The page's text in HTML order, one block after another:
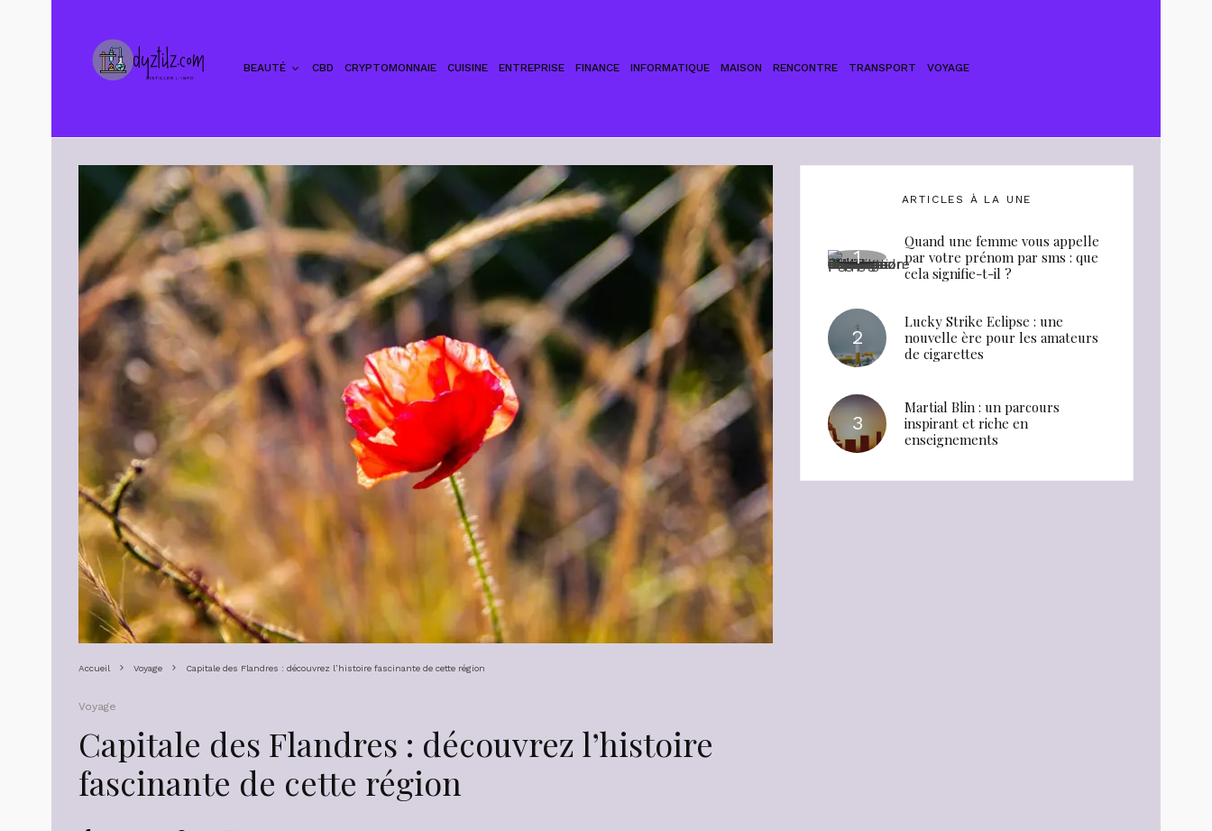
BEAUTÉ CBD CRYPTOMONNAIE CUISINE ENTREPRISE FINANCE INFORMATIQUE MAISON RENCONTRE TRANSPORT VOYAGE
Accueil Voyage Capitale des Flandres : découvrez l’histoire fascinante de cette région
Voyage
Capitale des Flandres : découvrez l’histoire
fascinante de cette région
ARTICLES À LA UNE
Quand une femme vous appelle
par votre prénom par sms : que
cela signifie-t-il ?
Lucky Strike Eclipse : une
nouvelle ère pour les amateurs
de cigarettes
Martial Blin : un parcours
inspirant et riche en
enseignements